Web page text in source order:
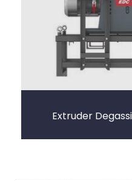
Extruder